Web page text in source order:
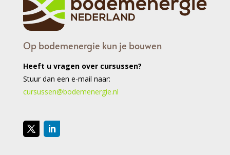
Op bodemenergie kun je bouwen
Heeft u vragen over cursussen?
Stuur dan een e-mail naar:
cursussen@bodemenergie.nl